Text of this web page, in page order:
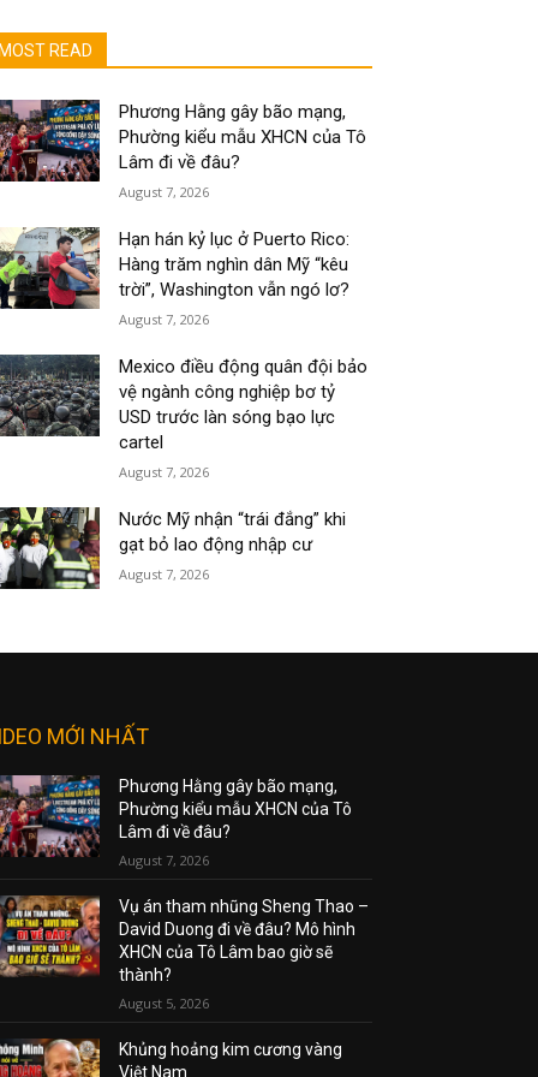
MOST READ
Phương Hằng gây bão mạng,
Phường kiểu mẫu XHCN của Tô
Lâm đi về đâu?
August 7, 2026
Hạn hán kỷ lục ở Puerto Rico:
Hàng trăm nghìn dân Mỹ “kêu
trời”, Washington vẫn ngó lơ?
August 7, 2026
Mexico điều động quân đội bảo
vệ ngành công nghiệp bơ tỷ
USD trước làn sóng bạo lực
cartel
August 7, 2026
Nước Mỹ nhận “trái đắng” khi
gạt bỏ lao động nhập cư
August 7, 2026
MỚI NHẤT
Phương Hằng gây bão mạng,
Phường kiểu mẫu XHCN của Tô
Lâm đi về đâu?
August 7, 2026
Vụ án tham nhũng Sheng Thao –
David Duong đi về đâu? Mô hình
XHCN của Tô Lâm bao giờ sẽ
thành?
August 5, 2026
Khủng hoảng kim cương vàng
Việt Nam